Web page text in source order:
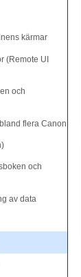
kärmar
(Remote UI
och
flera Canon
och
av data